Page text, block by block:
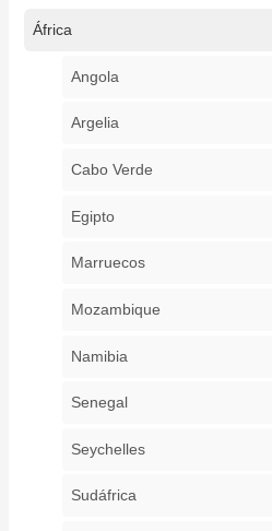
África
Angola
Argelia
Cabo Verde
Egipto
Marruecos
Mozambique
Namibia
Senegal
Seychelles
Sudáfrica